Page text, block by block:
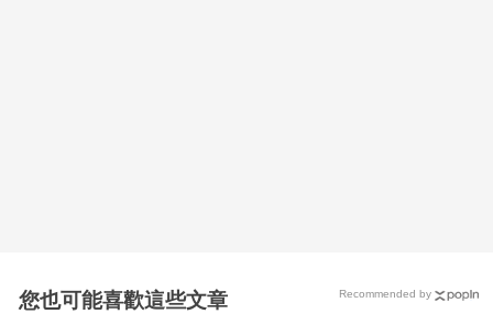
您也可能喜歡這些文章 Recommended by